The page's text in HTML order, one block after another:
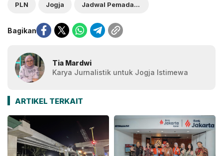
PLN Jogja Jadwal Pemadaman Listrik
Bagikan
Tia Mardwi
Karya Jurnalistik untuk Jogja Istimewa
ARTIKEL TERKAIT